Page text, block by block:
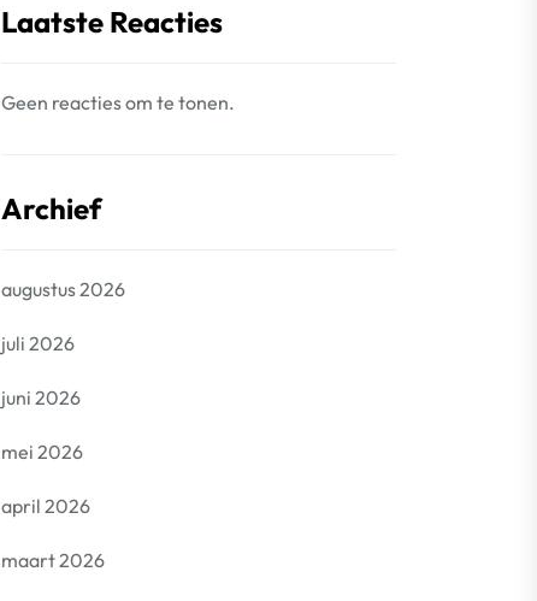
Laatste Reacties
Geen reacties om te tonen.
Archief
augustus 2026
juli 2026
juni 2026
mei 2026
april 2026
maart 2026